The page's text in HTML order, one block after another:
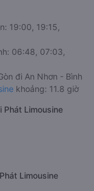
19:00, 19:15,
06:48, 07:03,
đi An Nhơn - Bình
khoảng: 11.8 giờ
Phát Limousine
Limousine